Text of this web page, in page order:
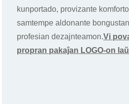
kunportado, provizante
samtempe aldonante
profesian dezajnteamon.Vi
propran pakaĵan LOGO-on